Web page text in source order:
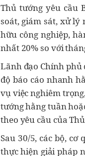
Thủ tướng yêu cầu
soát, giám sát, xử lý
hữu công nghiệp,
nhất 20% so với
Lãnh đạo Chính phủ
độ báo cáo nhanh
vụ việc nghiêm
tướng hằng tuần
theo yêu cầu của
Sau 30/5, các bộ,
thực hiện giải pháp